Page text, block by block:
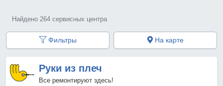
Найдено 264 сервисных центра
Фильтры На карте
Руки из плеч
Все ремонтируют здесь!